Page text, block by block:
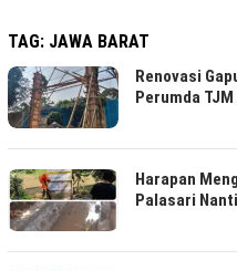
TAG: JAWA BARAT
Renovasi
Perumda
Harapan
Palasari